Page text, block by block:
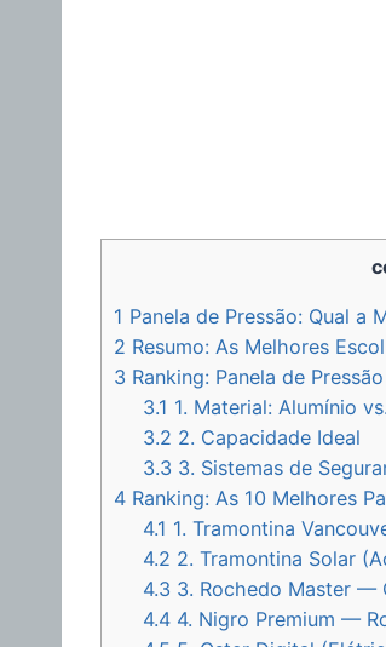
1 Panela de Pressão: Qual a
2 Resumo: As Melhores
3 Ranking: Panela de
3.1 1. Material: Alumínio
3.2 2. Capacidade Ideal
3.3 3. Sistemas de
4 Ranking: As 10 Melhores
4.1 1. Tramontina
4.2 2. Tramontina Solar
4.3 3. Rochedo Master —
4.4 4. Nigro Premium —